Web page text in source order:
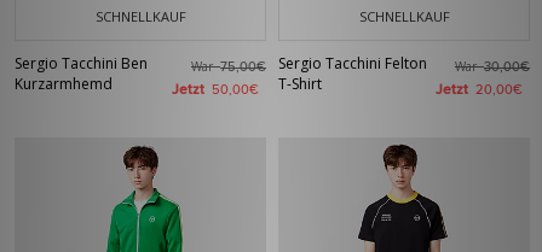
SCHNELLKAUF
Sergio Tacchini Ben
Kurzarmhemd
War75,00€
Jetzt 50,00€
SCHNELLKAUF
Sergio Tacchini Felton
T-Shirt
War30,00€
Jetzt 20,00€